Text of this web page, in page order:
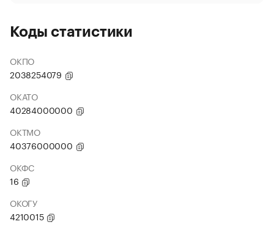
Коды статистики
ОКПО
2038254079
ОКАТО
40284000000
ОКТМО
40376000000
ОКФС
16
ОКОГУ
4210015